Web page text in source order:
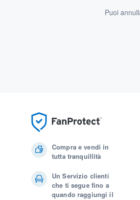
Puoi
Compra e vendi in
tutta tranquillità
Un Servizio clienti
che ti segue fino a
quando raggiungi il